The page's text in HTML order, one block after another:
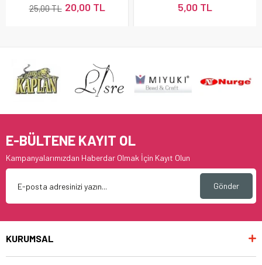
20,00 TL
25,00 TL 5,00 TL
E-BÜLTENE KAYIT OL
Kampanyalarımızdan Haberdar Olmak İçin Kayıt Olun
Gönder
KURUMSAL